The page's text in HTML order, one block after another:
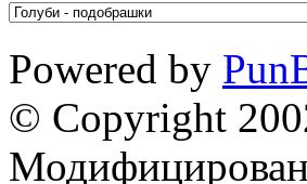
Powered by
© Copyright
Модифицирован